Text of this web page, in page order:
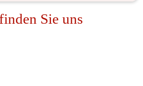
Sie uns